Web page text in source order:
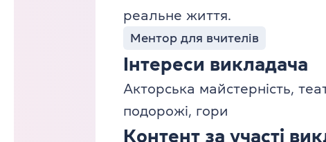
реальне життя.
Ментор для вчителів
Інтереси викладача
Акторська майстерність,
подорожі, гори
Контент за участі